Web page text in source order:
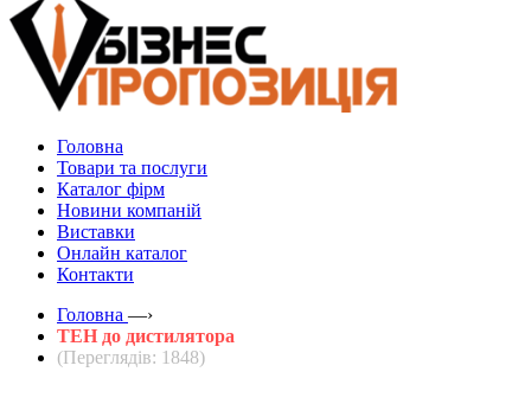
Головна
Товари та послуги
Каталог фірм
Новини компаній
Виставки
Онлайн каталог
Контакти
Головна —›
ТЕН до дистилятора
(Переглядів: 1848)